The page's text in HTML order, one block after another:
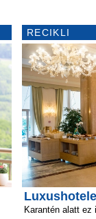
RECIKLI
Karantén alatt ez